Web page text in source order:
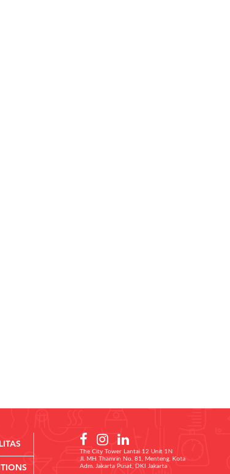
The City Tower Lantai 12 Unit 1N
Jl. MH Thamrin No. 81, Menteng, Kota
Adm. Jakarta Pusat, DKI Jakarta